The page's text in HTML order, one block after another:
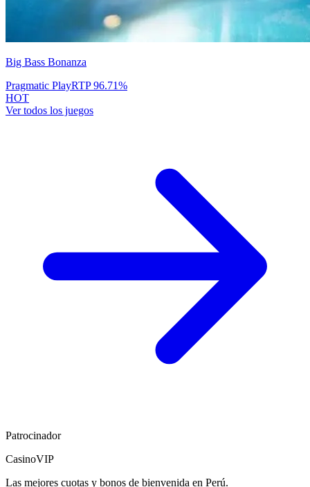
Big Bass Bonanza
Pragmatic PlayRTP96.71%
HOT
Ver todos los juegos
Patrocinador
CasinoVIP
Las mejores cuotas y bonos de bienvenida en Perú.